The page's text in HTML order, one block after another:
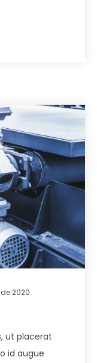
2020
ut placerat
id augue